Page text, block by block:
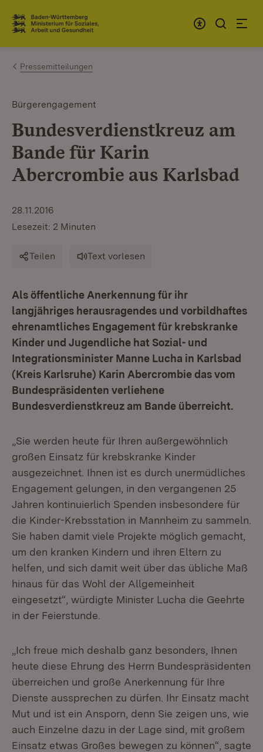
Zum Inhalt springen
Link zur Startseite
Pressemitteilungen
Bürgerengagement
Bundesverdienstkreuz am
Bande für Karin
Abercrombie aus Karlsbad
28.11.2016
Lesezeit: 2 Minuten
Teilen Text vorlesen
Als öffentliche Anerkennung für ihr
langjähriges herausragendes und vorbildhaftes
ehrenamtliches Engagement für krebskranke
Kinder und Jugendliche hat Sozial- und
Integrationsminister Manne Lucha in Karlsbad
(Kreis Karlsruhe) Karin Abercrombie das vom
Bundespräsidenten verliehene
Bundesverdienstkreuz am Bande überreicht.
„Sie werden heute für Ihren außergewöhnlich
großen Einsatz für krebskranke Kinder
ausgezeichnet. Ihnen ist es durch unermüdliches
Engagement gelungen, in den vergangenen 25
Jahren kontinuierlich Spenden insbesondere für
die Kinder-Krebsstation in Mannheim zu sammeln.
Sie haben damit viele Projekte möglich gemacht,
um den kranken Kindern und ihren Eltern zu
helfen, und sich damit weit über das übliche Maß
hinaus für das Wohl der Allgemeinheit
eingesetzt“, würdigte Minister Lucha die Geehrte
in der Feierstunde.
„Ich freue mich deshalb ganz besonders, Ihnen
heute diese Ehrung des Herrn Bundespräsidenten
überreichen und große Anerkennung für Ihre
Dienste aussprechen zu dürfen. Ihr Einsatz macht
Mut und ist ein Ansporn, denn Sie zeigen uns, wie
auch Einzelne dazu in der Lage sind, mit großem
Einsatz etwas Großes bewegen zu können“, sagte